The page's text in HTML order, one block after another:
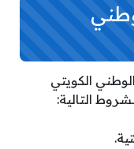
الكويتي
التالية: